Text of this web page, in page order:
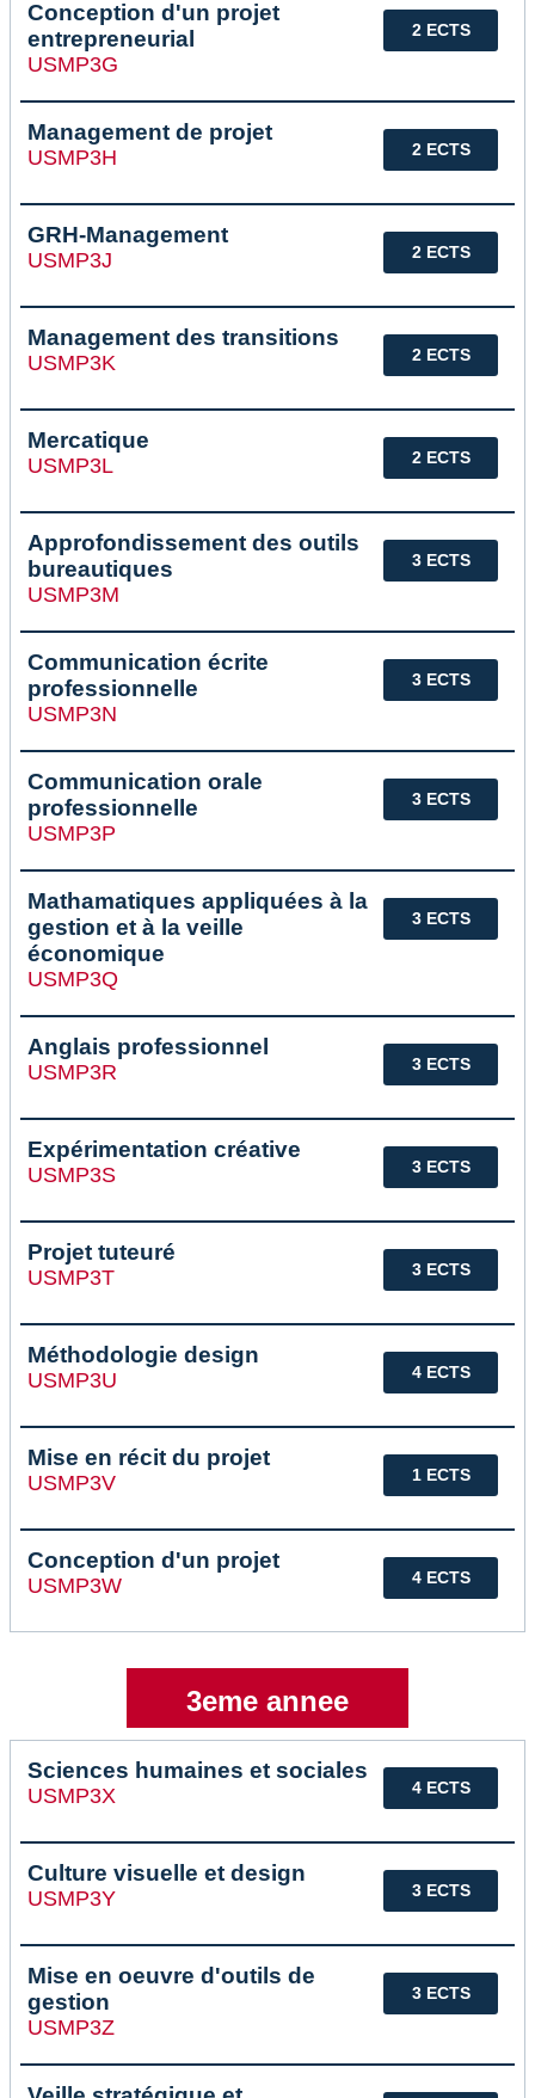
2 ECTS
Conception d'un projet
entrepreneurial
USMP3G
2 ECTS
Management de projet
USMP3H
2 ECTS
GRH-Management
USMP3J
2 ECTS
Management des transitions
USMP3K
2 ECTS
Mercatique
USMP3L
3 ECTS
Approfondissement des outils
bureautiques
USMP3M
3 ECTS
Communication écrite
professionnelle
USMP3N
3 ECTS
Communication orale
professionnelle
USMP3P
3 ECTS
Mathamatiques appliquées à la
gestion et à la veille
économique
USMP3Q
3 ECTS
Anglais professionnel
USMP3R
3 ECTS
Expérimentation créative
USMP3S
3 ECTS
Projet tuteuré
USMP3T
4 ECTS
Méthodologie design
USMP3U
1 ECTS
Mise en récit du projet
USMP3V
4 ECTS
Conception d'un projet
USMP3W
3eme annee
4 ECTS
Sciences humaines et sociales
USMP3X
3 ECTS
Culture visuelle et design
USMP3Y
3 ECTS
Mise en oeuvre d'outils de
gestion
USMP3Z